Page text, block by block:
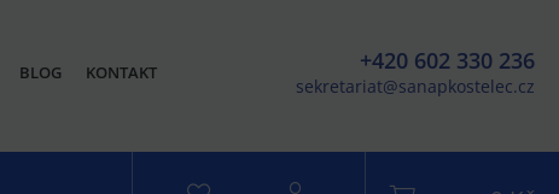
+420 602 330 236
sekretariat@sanapkostelec.cz
BLOG KONTAKT